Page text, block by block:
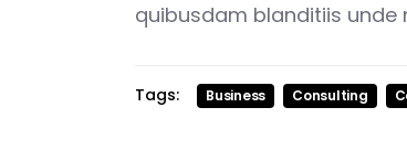
quibusdam blanditiis
Tags: Business Consulting